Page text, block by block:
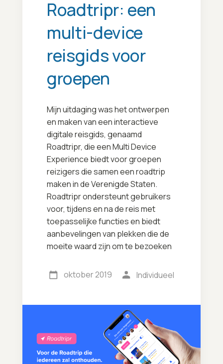
Roadtripr: een
multi-device
reisgids voor
groepen
Mijn uitdaging was het ontwerpen
en maken van een interactieve
digitale reisgids, genaamd
Roadtripr, die een Multi Device
Experience biedt voor groepen
reizigers die samen een roadtrip
maken in de Verenigde Staten.
Roadtripr ondersteunt gebruikers
voor, tijdens en na de reis met
toepasselijke functies en biedt
aanbevelingen van plekken die de
moeite waard zijn om te bezoeken
oktober 2019 Individueel